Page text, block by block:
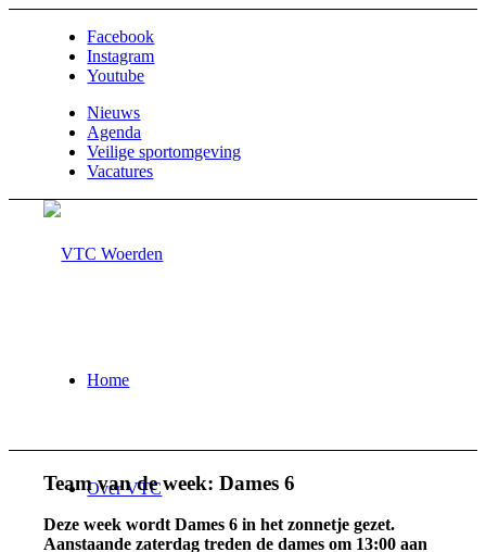
Facebook
Instagram
Youtube
Nieuws
Agenda
Veilige sportomgeving
Vacatures
Home
Over VTC
Team van de week: Dames 6
Deze week wordt Dames 6 in het zonnetje gezet.
Aanstaande zaterdag treden de dames om 13:00 aan